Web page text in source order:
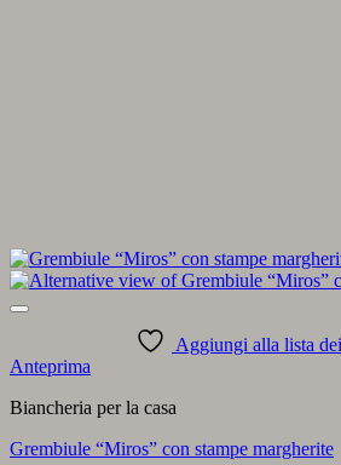
Aggiungi alla lista
Anteprima
Biancheria per la casa
Grembiule “Miros” con stampe margherite